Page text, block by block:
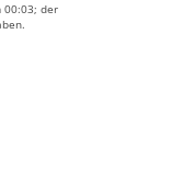
00:03; der